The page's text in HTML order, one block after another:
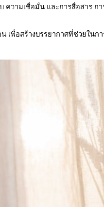
ความเชื่อมั่น และการสื่อสาร ก
เพื่อสร้างบรรยากาศที่ช่วยใน